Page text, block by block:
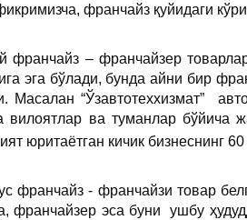
франчайз қуйидаги
франчайз – франчайзер
эга бўлади, бунда айни бир
Масалан “Ўзавтотеххизмат”
вилоятлар ва туманлар бўйича
юритаётган кичик бизнеснинг
франчайз - франчайзи товар
франчайзер эса буни ушбу